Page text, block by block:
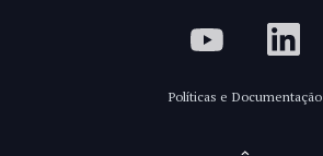
Políticas e Documentação